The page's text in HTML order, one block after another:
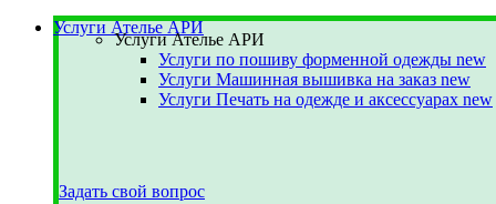
Услуги Ателье АРИ
Услуги Ателье АРИ
Услуги по пошиву форменной одежды new
Услуги Машинная вышивка на заказ new
Услуги Печать на одежде и аксессуарах new
Задать свой вопрос